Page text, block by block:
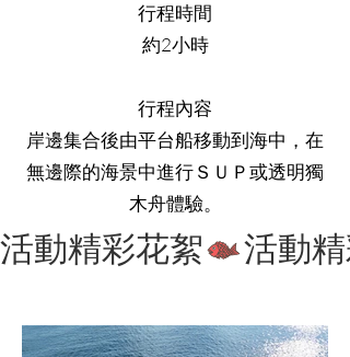
行程時間
約2小時
行程內容
​岸邊集合後由平台船移動到海中，在
無邊際的海景中進行ＳＵＰ或透明獨
木舟體驗。
活動精彩花絮